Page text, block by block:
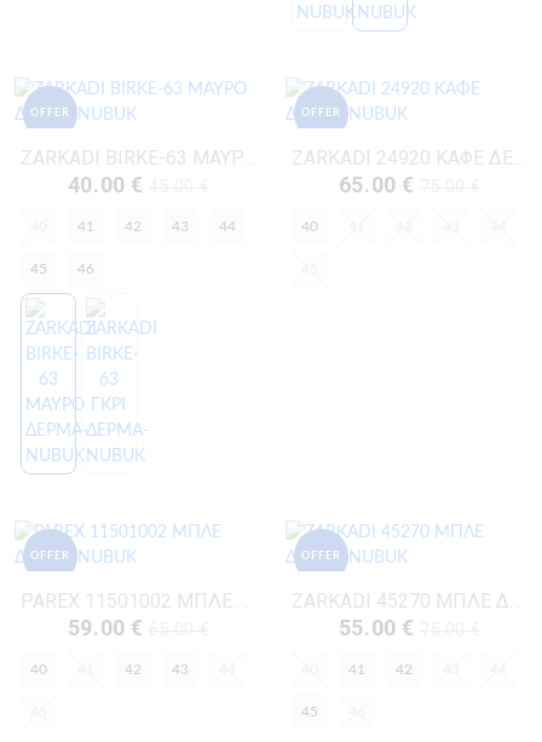
OFFER
ZARKADI BIRKE-63 ΜΑΥΡΟ ΔΕΡΜΑ-NUBUK
40.00 €
41 42 43 44
45 46
OFFER
ZARKADI 24920 ΚΑΦΕ ΔΕΡΜΑ-NUBUK
65.00 €
40
OFFER
PAREX 11501002 ΜΠΛΕ ΔΕΡΜΑ-NUBUK
59.00 €
40 42 43
OFFER
ZARKADI 45270 ΜΠΛΕ ΔΕΡΜΑ-NUBUK
55.00 €
41 42
45